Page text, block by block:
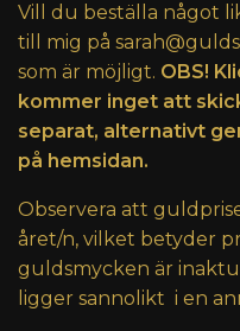
Vill du beställa något
till mig på
som är möjligt. OBS!
kommer inget att
separat, alternativt
på hemsidan.
Observera att
året/n, vilket betyder
guldsmycken är
ligger sannolikt i en